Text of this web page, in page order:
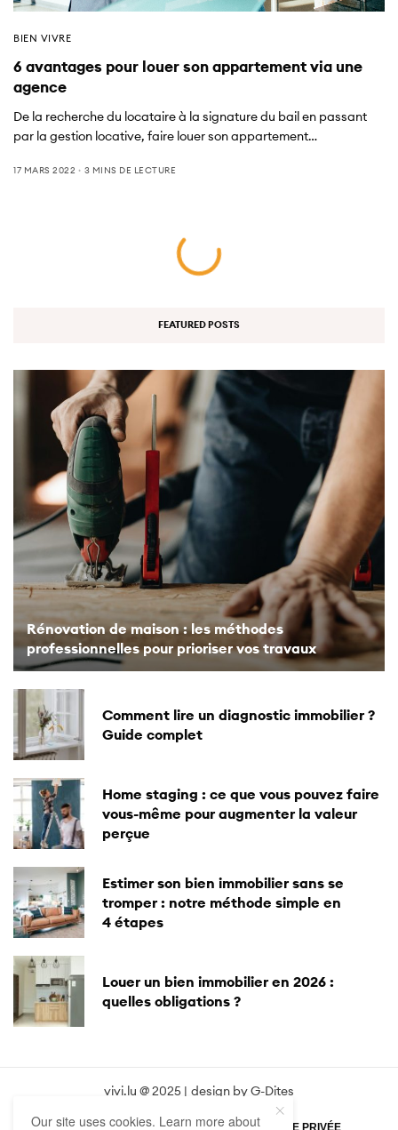
BIEN VIVRE
6 avantages pour louer son appartement via une
agence
De la recherche du locataire à la signature du bail en passant
par la gestion locative, faire louer son appartement…
17 MARS 2022 3 MINS DE LECTURE
BIEN VIVRE
Aménagement open space : comment réinventer
ses bureaux professionnels ?
À l’ère du travail collaboratif, l’open space s’est, petit à petit,
imposé dans le milieu…
10 MARS 2022 3 MINS DE LECTURE
5 Conseils pour l’Achat d’une Maison Ancienne
Vous souhaitez investir dans l’immobilier ancien ? En fonction de
votre budget et de vos critères…
Our site uses cookies. Learn more about